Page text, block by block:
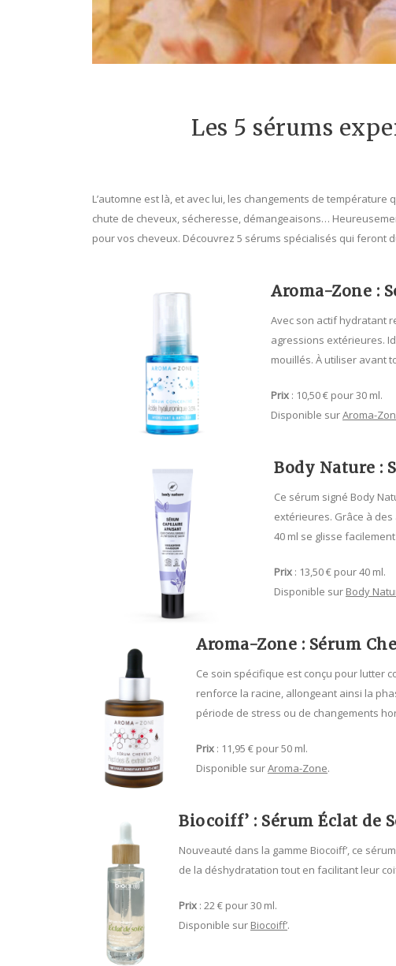
Les 5 sérums
L’automne est là, et avec lui, les changements de
chute de cheveux, sécheresse, démangeaisons…
pour vos cheveux. Découvrez 5 sérums spécialisés qui feront
Aroma-Zone :
Avec son actif hydratant
agressions extérieures.
mouillés. À utiliser avant
Prix : 10,50 € pour 30 ml.
Disponible surAroma-
Body Nature :
Ce sérum signé Body
extérieures. Grâce à
40 ml se glisse
Prix : 13,50 € pour 40 ml.
Disponible sur Body
Aroma-Zone : Sérum
Ce soin spécifique est conçu pour lutter
renforce la racine, allongeant ainsi la
période de stress ou de changements
Prix : 11,95 € pour 50 ml.
Disponible surAroma-Zone.
Biocoiff’ : Sérum Éclat de
Nouveauté dans la gamme Biocoiff’, ce
de la déshydratation tout en facilitant leur
Prix : 22 € pour 30 ml.
Disponible sur Biocoiff’.